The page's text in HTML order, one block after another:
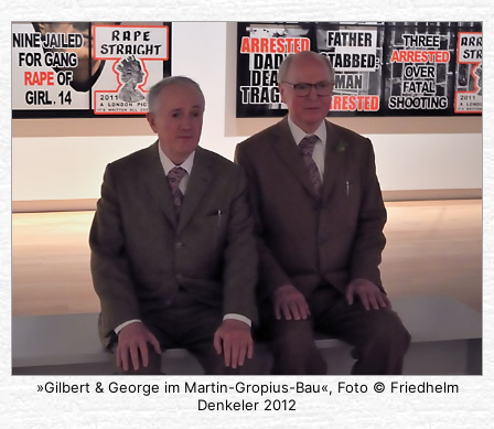
»Gilbert & George im Martin-Gropius-Bau«, Foto © Friedhelm
Denkeler 2012